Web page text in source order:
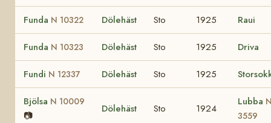
Funda N 10322 Dölehäst Sto 1925 Raui
Funda N 10323 Dölehäst Sto 1925 Driva
Fundi N 12337 Dölehäst Sto 1925
Bjölsa N 10009
📷
Dölehäst Sto 1924
Lubba
3559